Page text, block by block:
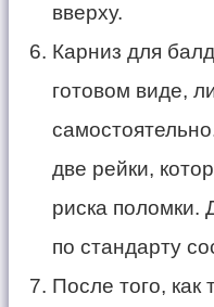
вверху.
Карниз для
готовом виде,
две рейки,
риска поломки.
по стандарту
После того, как